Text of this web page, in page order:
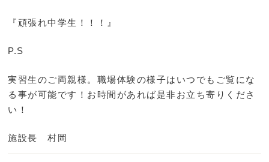
『頑張れ中学生！！！』
P.S
実習生のご両親様。職場体験の様子はいつでもご覧にな
る事が可能です！お時間があれば是非お立ち寄りくださ
い！
施設長 村岡